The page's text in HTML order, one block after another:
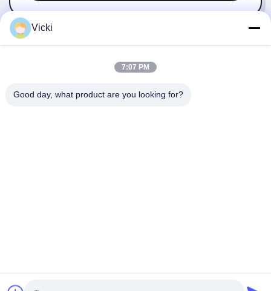
© 2026 RICHSTAR (SHENZHEN) LIMITED. ALL RIGHTS RESERVED.
Vicki
7:07 PM
Good day, what product are you looking for?